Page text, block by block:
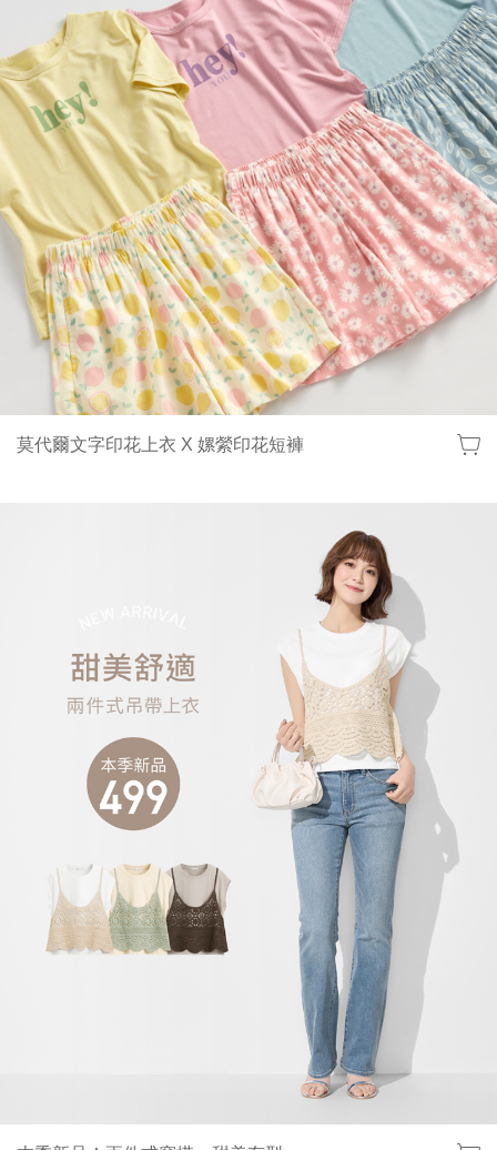
莫代爾文字印花上衣 X 嫘縈印花短褲